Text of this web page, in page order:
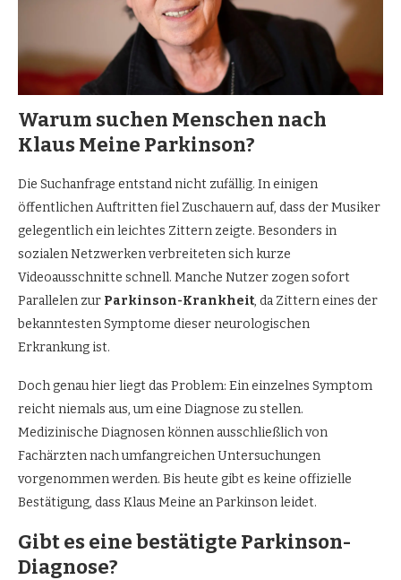
Warum suchen Menschen nach
Klaus Meine Parkinson?
Die Suchanfrage entstand nicht zufällig. In einigen
öffentlichen Auftritten fiel Zuschauern auf, dass der Musiker
gelegentlich ein leichtes Zittern zeigte. Besonders in
sozialen Netzwerken verbreiteten sich kurze
Videoausschnitte schnell. Manche Nutzer zogen sofort
Parallelen zur Parkinson-Krankheit, da Zittern eines der
bekanntesten Symptome dieser neurologischen
Erkrankung ist.
Doch genau hier liegt das Problem: Ein einzelnes Symptom
reicht niemals aus, um eine Diagnose zu stellen.
Medizinische Diagnosen können ausschließlich von
Fachärzten nach umfangreichen Untersuchungen
vorgenommen werden. Bis heute gibt es keine offizielle
Bestätigung, dass Klaus Meine an Parkinson leidet.
Gibt es eine bestätigte Parkinson-
Diagnose?